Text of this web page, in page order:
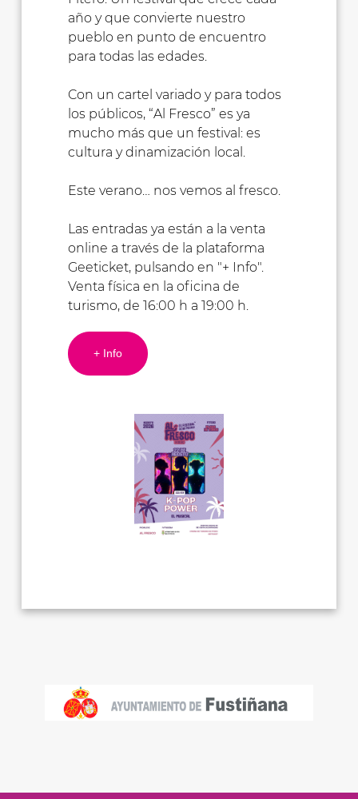
año y que convierte nuestro
pueblo en punto de encuentro
para todas las edades.
Con un cartel variado y para todos
los públicos, “Al Fresco” es ya
mucho más que un festival: es
cultura y dinamización local.
Este verano… nos vemos al fresco.
Las entradas ya están a la venta
online a través de la plataforma
Geeticket, pulsando en "+ Info".
Venta física en la oficina de
turismo, de 16:00 h a 19:00 h.
+ Info